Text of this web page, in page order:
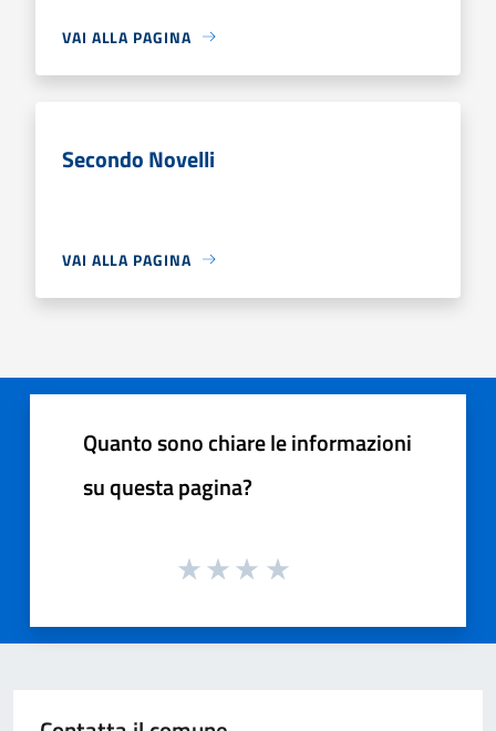
VAI ALLA PAGINA
Secondo Novelli
VAI ALLA PAGINA
Quanto sono chiare le informazioni
su questa pagina?